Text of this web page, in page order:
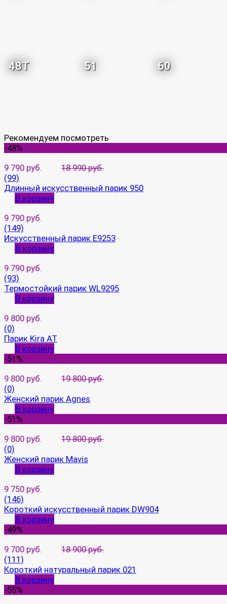
48T 51 60
Рекомендуем посмотреть
-48%
9 790 руб.
18 990 руб.
(99)
Длинный искусственный парик 950
В корзину
9 790 руб.
(149)
Искусственный парик E9253
В корзину
9 790 руб.
(93)
Термостойкий парик WL9295
В корзину
9 800 руб.
(0)
Парик Kira AT
В корзину
-51%
9 800 руб.
19 800 руб.
(0)
Женский парик Agnes
В корзину
-51%
9 800 руб.
19 800 руб.
(0)
Женский парик Mavis
В корзину
9 750 руб.
(146)
Короткий искусственный парик DW904
В корзину
-49%
9 700 руб.
18 900 руб.
(111)
Короткий натуральный парик 021
В корзину
-55%